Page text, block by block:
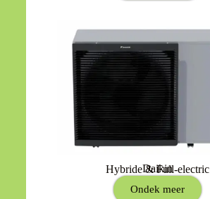
Daikin
Hybride & Full-electric
Ondek meer